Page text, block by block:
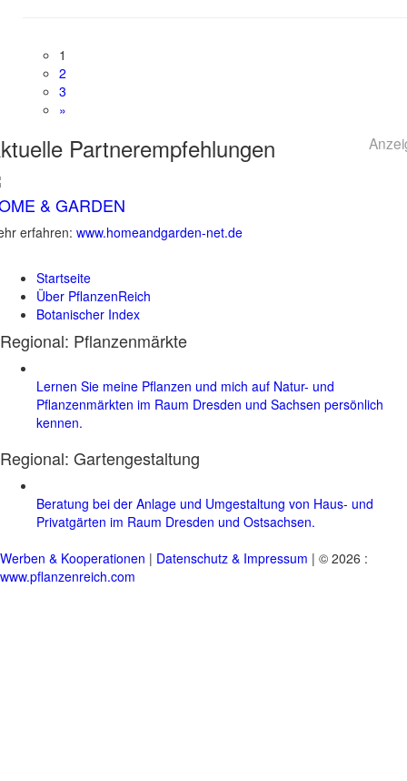
1
2
3
»
Partnerempfehlungen
& GARDEN
erfahren: www.homeandgarden-net.de
Startseite
Über PflanzenReich
Botanischer Index
Regional: Pflanzenmärkte
Lernen Sie meine Pflanzen und mich auf Natur- und
Pflanzenmärkten im Raum Dresden und Sachsen persönlich
kennen.
Regional: Gartengestaltung
Beratung bei der Anlage und Umgestaltung von Haus- und
Privatgärten im Raum Dresden und Ostsachsen.
Werben & Kooperationen | Datenschutz & Impressum | © 2026 :
www.pflanzenreich.com